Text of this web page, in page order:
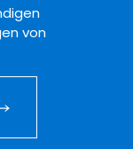
von